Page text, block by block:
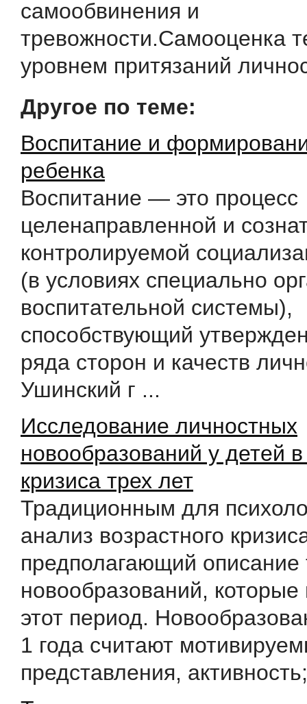
самообвинения и
тревожности.Самооценка
уровнем притязаний
Другое по теме:
Воспитание и
ребенка
Воспитание — это процесс
целенаправленной и
контролируемой
(в условиях специально
воспитательной системы),
способствующий
ряда сторон и качеств
Ушинский г ...
Исследование личностных
новообразований у детей
кризиса трех лет
Традиционным для
анализ возрастного
предполагающий описание
новообразований, которые
этот период.
1 года считают
представления,